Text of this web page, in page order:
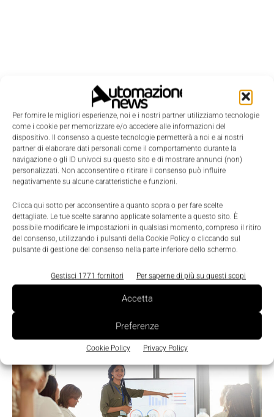
Per fornire le migliori esperienze, noi e i nostri partner utilizziamo tecnologie
come i cookie per memorizzare e/o accedere alle informazioni del
dispositivo. Il consenso a queste tecnologie permetterà a noi e ai nostri
partner di elaborare dati personali come il comportamento durante la
navigazione o gli ID univoci su questo sito e di mostrare annunci (non)
personalizzati. Non acconsentire o ritirare il consenso può influire
negativamente su alcune caratteristiche e funzioni.
Clicca qui sotto per acconsentire a quanto sopra o per fare scelte
dettagliate. Le tue scelte saranno applicate solamente a questo sito. È
possibile modificare le impostazioni in qualsiasi momento, compreso il ritiro
del consenso, utilizzando i pulsanti della Cookie Policy o cliccando sul
pulsante di gestione del consenso nella parte inferiore dello schermo.
Gestisci 1771 fornitori Per saperne di più su questi scopi
Accetta
Preferenze
Cookie Policy Privacy Policy
LEGGI LA RIVISTA ⇢
TI POTREBBERO INTERESSARE ⇢